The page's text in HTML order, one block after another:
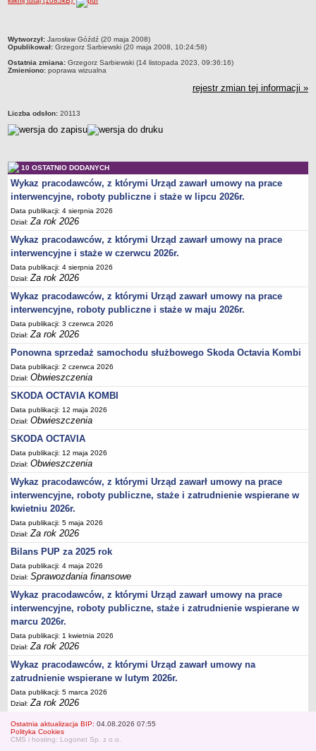
metryczka
Wytworzył: Jarosław Góźdź (20 maja 2008)
Opublikował: Grzegorz Sarbiewski (20 maja 2008, 10:24:58)
Ostatnia zmiana: Grzegorz Sarbiewski (14 listopada 2023, 09:36:16)
Zmieniono: poprawa wizualna
rejestr zmian tej informacji »
Liczba odsłon: 20113
10 OSTATNIO DODANYCH
Wykaz pracodawców, z którymi Urząd zawarł umowy na prace
interwencyjne, roboty publiczne i staże w lipcu 2026r.
Data publikacji: 4 sierpnia 2026
Dział:Za rok 2026
Wykaz pracodawców, z którymi Urząd zawarł umowy na prace
interwencyjne i staże w czerwcu 2026r.
Data publikacji: 4 sierpnia 2026
Dział:Za rok 2026
Wykaz pracodawców, z którymi Urząd zawarł umowy na prace
interwencyjne, roboty publiczne i staże w maju 2026r.
Data publikacji: 3 czerwca 2026
Dział:Za rok 2026
Ponowna sprzedaż samochodu służbowego Skoda Octavia Kombi
Data publikacji: 2 czerwca 2026
Dział:Obwieszczenia
SKODA OCTAVIA KOMBI
Data publikacji: 12 maja 2026
Dział:Obwieszczenia
SKODA OCTAVIA
Data publikacji: 12 maja 2026
Dział:Obwieszczenia
Wykaz pracodawców, z którymi Urząd zawarł umowy na prace
interwencyjne, roboty publiczne, staże i zatrudnienie wspierane w
kwietniu 2026r.
Data publikacji: 5 maja 2026
Dział:Za rok 2026
Bilans PUP za 2025 rok
Data publikacji: 4 maja 2026
Dział:Sprawozdania finansowe
Wykaz pracodawców, z którymi Urząd zawarł umowy na prace
interwencyjne, roboty publiczne, staże i zatrudnienie wspierane w
marcu 2026r.
Data publikacji: 1 kwietnia 2026
Dział:Za rok 2026
Wykaz pracodawców, z którymi Urząd zawarł umowy na
zatrudnienie wspierane w lutym 2026r.
Data publikacji: 5 marca 2026
Dział:Za rok 2026
Ostatnia aktualizacja BIP: 04.08.2026 07:55
Polityka Cookies
CMS i hosting: Logonet Sp. z o.o.